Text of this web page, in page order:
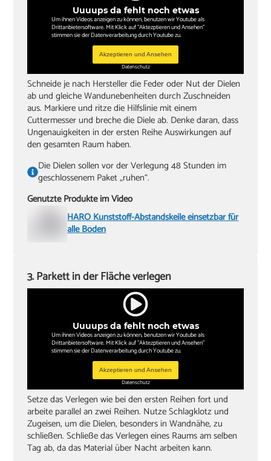
Uuuups da fehlt noch etwas
Um ihnen Videos anzeigen zu können, benutzen wir Youtube als
Drittanbietersoftware. Mit Klick auf "Aktezptieren und Ansehen"
stimmen sie der Datenverarbeitung durch Youtube zu.
Akzeptieren und Ansehen
Datenschutz
Schneide je nach Hersteller die Feder oder Nut der Dielen
ab und gleiche Wandunebenheiten durch Zuschneiden
aus. Markiere und ritze die Hilfslinie mit einem
Cuttermesser und breche die Diele ab. Denke daran, dass
Ungenauigkeiten in der ersten Reihe Auswirkungen auf
den gesamten Raum haben.
Die Dielen sollen vor der Verlegung 48 Stunden im
geschlossenem Paket „ruhen“.
Genutzte Produkte im Video
HARO Kunststoff-Abstandskeile einsetzbar für
alle Böden
Uuuups da fehlt noch etwas
Um ihnen Videos anzeigen zu können, benutzen wir Youtube als
Drittanbietersoftware. Mit Klick auf "Aktezptieren und Ansehen"
stimmen sie der Datenverarbeitung durch Youtube zu.
Akzeptieren und Ansehen
Datenschutz
3. Parkett in der Fläche verlegen
Setze das Verlegen wie bei den ersten Reihen fort und
arbeite parallel an zwei Reihen. Nutze Schlagklotz und
Zugeisen, um die Dielen, besonders in Wandnähe, zu
schließen. Schließe das Verlegen eines Raums am selben
Tag ab, da das Material über Nacht arbeiten kann.